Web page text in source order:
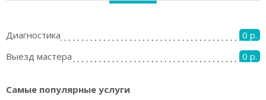
Диагностика
0 р.
Выезд мастера
0 р.
Самые популярные услуги